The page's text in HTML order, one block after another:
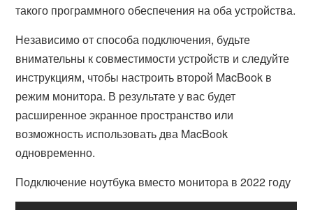
такого программного обеспечения на оба устройства.
Независимо от способа подключения, будьте
внимательны к совместимости устройств и следуйте
инструкциям, чтобы настроить второй MacBook в
режим монитора. В результате у вас будет
расширенное экранное пространство или
возможность использовать два MacBook
одновременно.
Подключение ноутбука вместо монитора в 2022 году